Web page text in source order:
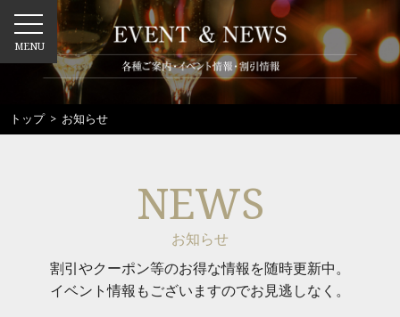
MENU
トップ> お知らせ
NEWS
お知らせ
割引やクーポン等のお得な情報を随時更新中。
イベント情報もございますのでお見逃しなく。